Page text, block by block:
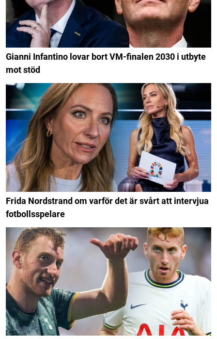
Gianni Infantino lovar bort VM-finalen 2030 i utbyte
mot stöd
Frida Nordstrand om varför det är svårt att intervjua
fotbollsspelare